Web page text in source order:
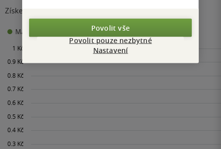
Získejte přehled o vývoji ceny za posledních 60 dní.
Maloobchodní cena Minimální prodejní cena:
Povolit vše
Povolit pouze nezbytné
Nastavení